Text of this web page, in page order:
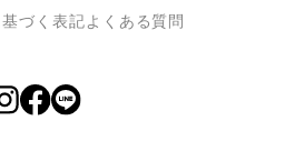
づく表記よくある質問